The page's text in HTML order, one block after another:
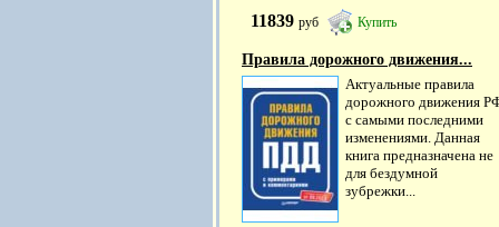
11839 руб Купить
Правила дорожного движения...
Актуальные правила
дорожного движения
с самыми последними
изменениями. Данная
книга предназначена не
для бездумной
зубрежки...